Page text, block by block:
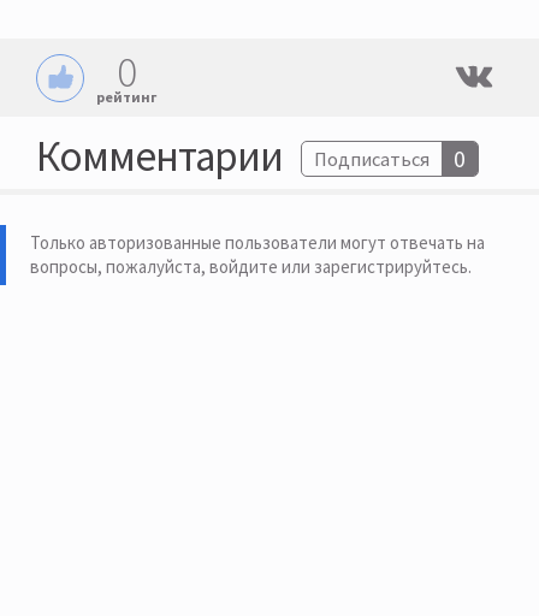
0
рейтинг
Комментарии Подписаться 0
Только авторизованные пользователи могут отвечать на
вопросы, пожалуйста, войдите или зарегистрируйтесь.